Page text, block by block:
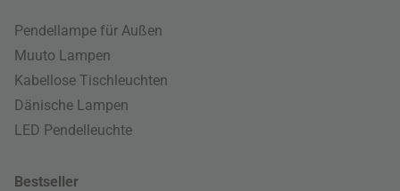
Pendellampe für Außen
Muuto Lampen
Kabellose Tischleuchten
Dänische Lampen
LED Pendelleuchte
Bestseller